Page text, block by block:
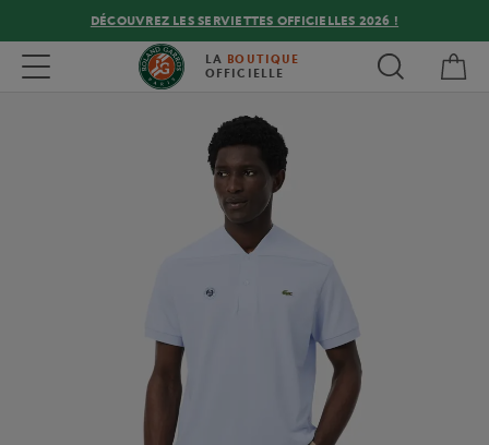
DÉCOUVREZ LES SERVIETTES OFFICIELLES 2026 !
Toggle navigation LA BOUTIQUE
OFFICIELLE